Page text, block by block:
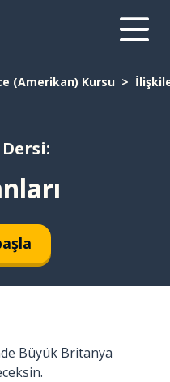
(Amerikan) Kursu
Büyük Britanya